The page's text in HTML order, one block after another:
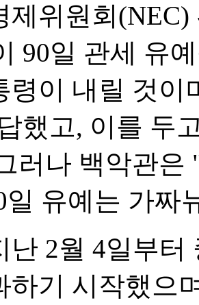
제위원회
90일 관세 유
령이 내릴 것이
했고, 이를 두
러나 백악관
일 유예는 가짜
난 2월 4일부터
하기 시작했으